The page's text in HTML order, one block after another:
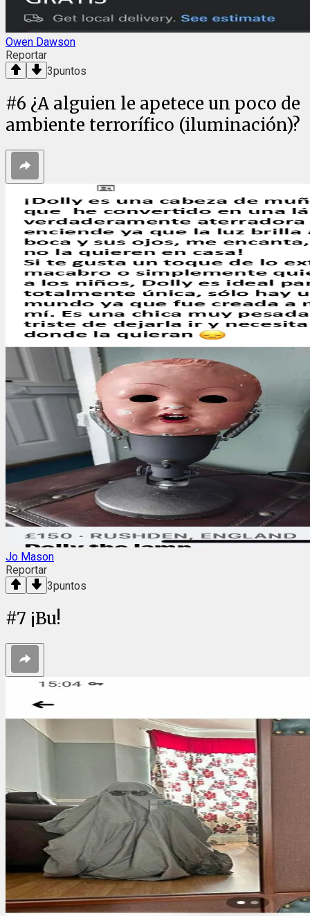
Owen Dawson
Reportar
3puntos
#6 ¿A alguien le apetece un poco de
ambiente terrorífico (iluminación)?
Jo Mason
Reportar
3puntos
#7 ¡Bu!